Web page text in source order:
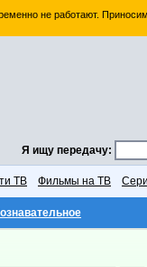
не работают.
Я ищу передачу:
ТВ Фильмы на ТВ